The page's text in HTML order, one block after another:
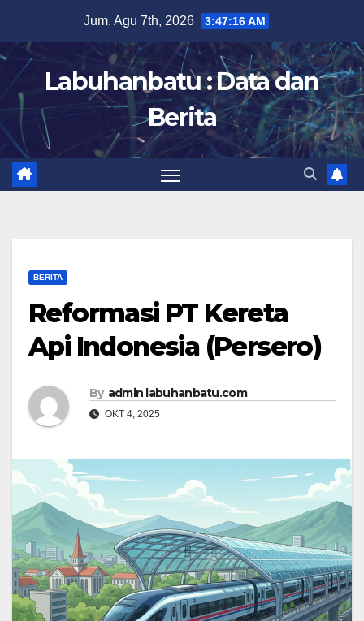
content
Jum. Agu 7th, 2026 3:47:17 AM
Labuhanbatu : Data dan
Berita
BERITA
Reformasi PT Kereta
Api Indonesia (Persero)
By admin labuhanbatu.com
OKT 4, 2025